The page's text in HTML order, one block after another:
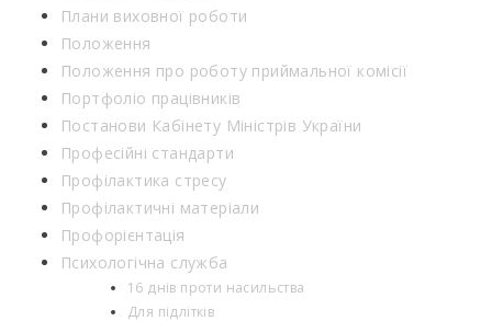
Плани виховної роботи
Положення
Положення про роботу приймальної комісії
Портфоліо працівників
Постанови Кабінету Міністрів України
Професійні стандарти
Профілактика стресу
Профілактичні матеріали
Профорієнтація
Психологічна служба
16 днів проти насильства
Для підлітків